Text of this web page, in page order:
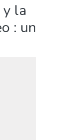
y la
: un